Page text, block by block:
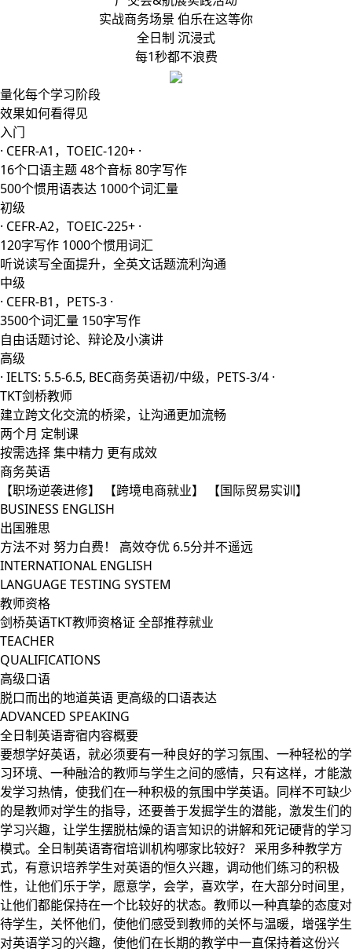
实战商务场景 伯乐在这等你
全日制 沉浸式
每1秒都不浪费
量化每个学习阶段
效果如何看得见
入门
· CEFR-A1，TOEIC-120+ ·
16个口语主题 48个音标 80字写作
500个惯用语表达 1000个词汇量
初级
· CEFR-A2，TOEIC-225+ ·
120字写作 1000个惯用词汇
听说读写全面提升，全英文话题流利沟通
中级
· CEFR-B1，PETS-3 ·
3500个词汇量 150字写作
自由话题讨论、辩论及小演讲
高级
· IELTS: 5.5-6.5, BEC商务英语初/中级，PETS-3/4 ·
TKT剑桥教师
建立跨文化交流的桥梁，让沟通更加流畅
两个月 定制课
按需选择集中精力 更有成效
商务英语
【职场逆袭进修】 【跨境电商就业】 【国际贸易实训】
BUSINESS ENGLISH
出国雅思
方法不对 努力白费！ 高效夺优 6.5分并不遥远
INTERNATIONAL ENGLISH
LANGUAGE TESTING SYSTEM
教师资格
剑桥英语TKT教师资格证 全部推荐就业
TEACHER
QUALIFICATIONS
高级口语
脱口而出的地道英语 更高级的口语表达
ADVANCED SPEAKING
全日制英语寄宿内容概要
要想学好英语，就必须要有一种良好的学习氛围、一种轻松的学
习环境、一种融洽的教师与学生之间的感情，只有这样，才能激
发学习热情，使我们在一种积极的氛围中学英语。同样不可缺少
的是教师对学生的指导，还要善于发掘学生的潜能，激发生们的
学习兴趣，让学生摆脱枯燥的语言知识的讲解和死记硬背的学习
模式。全日制英语寄宿培训机构哪家比较好？ 采用多种教学方
式，有意识培养学生对英语的恒久兴趣，调动他们练习的积极
性，让他们乐于学，愿意学，会学，喜欢学，在大部分时间里，
让他们都能保持在一个比较好的状态。教师以一种真挚的态度对
待学生，关怀他们，使他们感受到教师的关怀与温暖，增强学生
对英语学习的兴趣，使他们在长期的教学中一直保持着这份兴